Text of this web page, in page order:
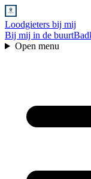
Loodgieters bij mij
Bij mij in de buurt
Open menu